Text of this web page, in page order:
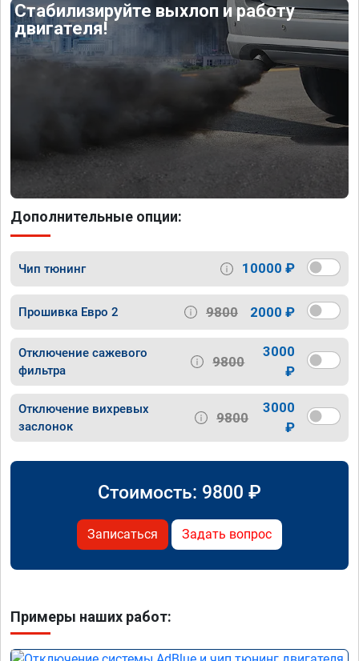
Стабилизируйте выхлоп и работу
двигателя!
Дополнительные опции:
Чип тюнинг 10000 ₽
Прошивка Евро 2 9800 2000 ₽
Отключение сажевого
фильтра
9800
3000
₽
Отключение вихревых
заслонок
9800
3000
₽
Стоимость: 9800 ₽
Записаться Задать вопрос
Примеры наших работ: